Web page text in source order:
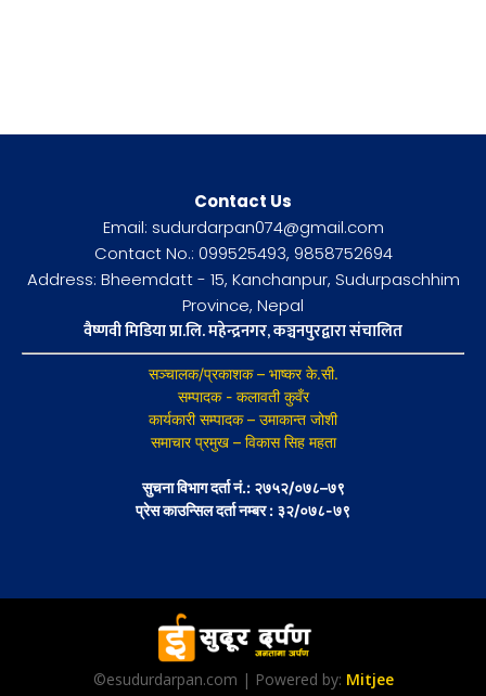
Contact Us
Email: sudurdarpan074@gmail.com
Contact No.: 099525493, 9858752694
Address: Bheemdatt - 15, Kanchanpur, Sudurpaschhim
Province, Nepal
वैष्णवी मिडिया प्रा.लि. महेन्द्रनगर, कञ्चनपुरद्वारा संचालित
सञ्चालक/प्रकाशक – भाष्कर के.सी.
सम्पादक - कलावती कुवँर
कार्यकारी सम्पादक – उमाकान्त जोशी
समाचार प्रमुख – विकास सिह महता
सुचना विभाग दर्ता नं.: २७५२/०७८–७९
प्रेस काउन्सिल दर्ता नम्बर : ३२/०७८-७९
©esudurdarpan.com | Powered by: Mitjee